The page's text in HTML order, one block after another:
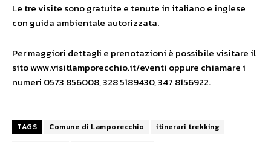
Le tre visite sono gratuite e tenute in italiano e inglese
con guida ambientale autorizzata.
Per maggiori dettagli e prenotazioni è possibile visitare il
sito www.visitlamporecchio.it/eventi oppure chiamare i
numeri 0573 856008, 328 5189430, 347 8156922.
TAGS Comune di Lamporecchio
itinerari trekking